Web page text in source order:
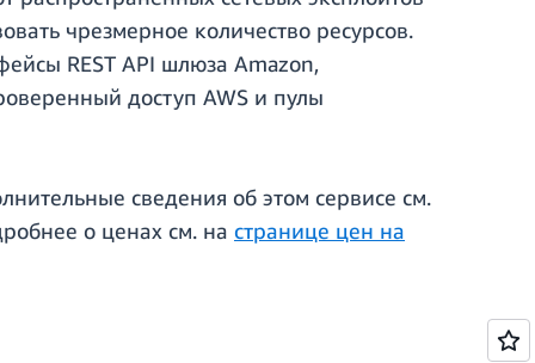
чрезмерное количество ресурсов.
REST API шлюза Amazon,
доступ AWS и пулы
сведения об этом сервисе см.
о ценах см. на странице цен на